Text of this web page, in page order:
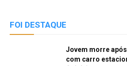
FOI DESTAQUE
Jovem morre
com carro